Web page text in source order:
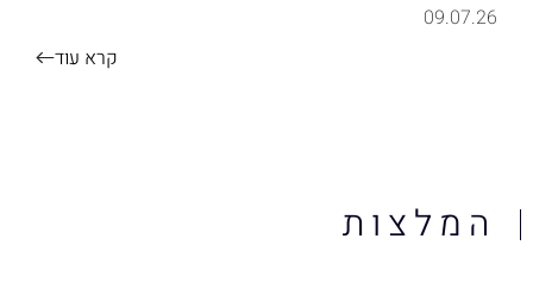
09.07.26
קרא עוד
המלצות